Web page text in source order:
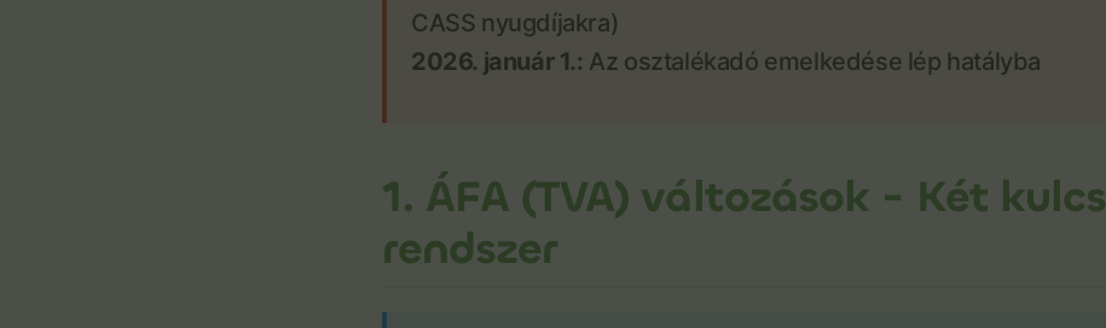
CASS nyugdíjakra)
2026. január 1.: Az osztalékadó emelkedése lép hatályba
1. ÁFA (TVA) változások - Két kulcs
rendszer